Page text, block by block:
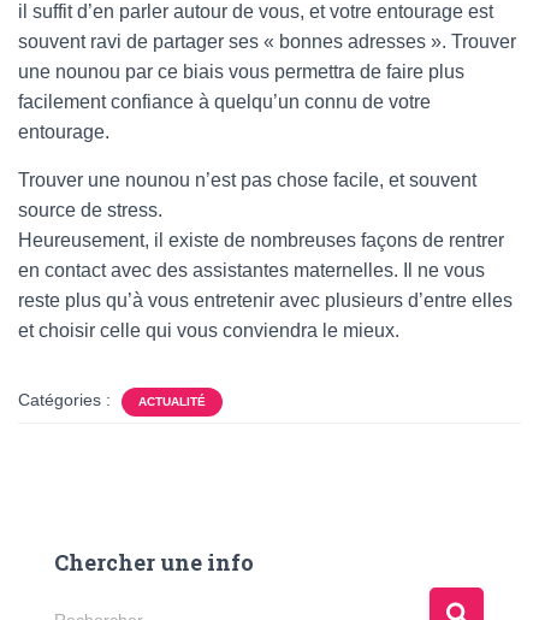
il suffit d’en parler autour de vous, et votre entourage est
souvent ravi de partager ses « bonnes adresses ». Trouver
une nounou par ce biais vous permettra de faire plus
facilement confiance à quelqu’un connu de votre
entourage.
Trouver une nounou n’est pas chose facile, et souvent
source de stress.
Heureusement, il existe de nombreuses façons de rentrer
en contact avec des assistantes maternelles. Il ne vous
reste plus qu’à vous entretenir avec plusieurs d’entre elles
et choisir celle qui vous conviendra le mieux.
Catégories : ACTUALITÉ
Chercher une info
R